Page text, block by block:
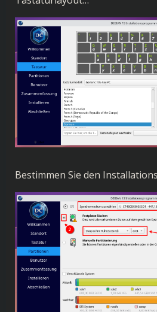
Bestimmen Sie den